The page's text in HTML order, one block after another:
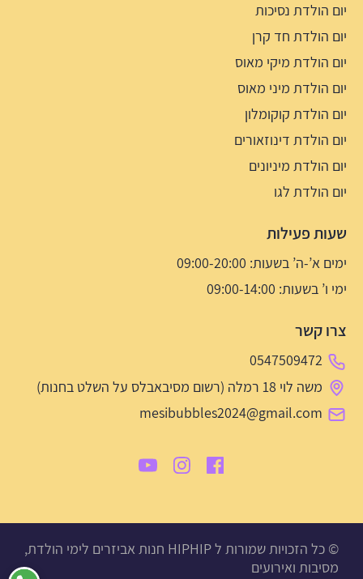
יום הולדת נסיכות
יום הולדת חד קרן
יום הולדת מיקי מאוס
יום הולדת מיני מאוס
יום הולדת קוקומלון
יום הולדת דינוזאורים
יום הולדת מיניונים
יום הולדת לגו
שעות פעילות
ימים א’-ה’ בשעות: 09:00-20:00
ימי ו’ בשעות: 09:00-14:00
צרו קשר
0547509472
משה לוי 18 רמלה (רשום מסיבאבלס על השלט בחנות)
mesibubbles2024@gmail.com
© כל הזכויות שמורות ל HIPHIP חנות אביזרים לימי הולדת,
מסיבות ואירועים